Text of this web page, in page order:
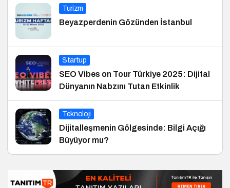
Turizm
Beyazperdenin Gözünden İstanbul
Startup
SEO Vibes on Tour Türkiye 2025: Dijital
Dünyanın Nabzını Tutan Etkinlik
Teknoloji
Dijitalleşmenin Gölgesinde: Bilgi Açığı
Büyüyor mu?